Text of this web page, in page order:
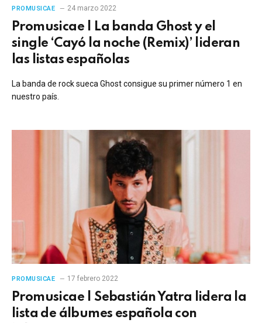
PROMUSICAE 24 marzo 2022
Promusicae | La banda Ghost y el
single ‘Cayó la noche (Remix)’ lideran
las listas españolas
La banda de rock sueca Ghost consigue su primer número 1 en
nuestro país.
PROMUSICAE 17 febrero 2022
Promusicae | Sebastián Yatra lidera la
lista de álbumes española con